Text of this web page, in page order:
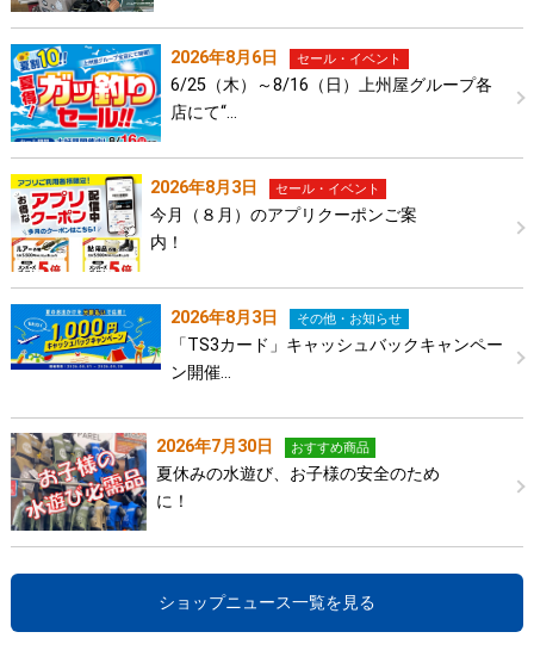
2026年8月6日 セール・イベント
6/25（木）～8/16（日）上州屋グループ各
店にて“…
2026年8月3日 セール・イベント
今月（８月）のアプリクーポンご案
内！
2026年8月3日 その他・お知らせ
「TS3カード」キャッシュバックキャンペー
ン開催…
2026年7月30日 おすすめ商品
夏休みの水遊び、お子様の安全のため
に！
ショップニュース一覧を見る